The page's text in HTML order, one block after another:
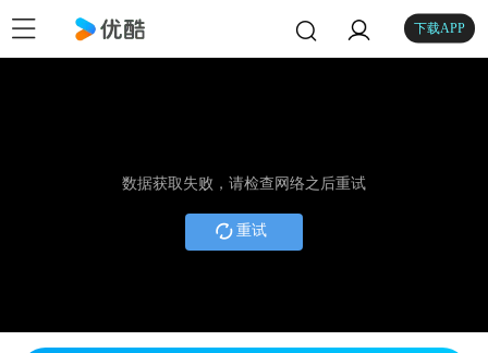
下载APP
数据获取失败，请检查网络之后重试
重试